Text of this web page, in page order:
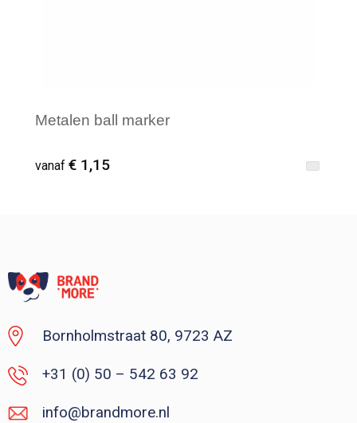
Metalen ball marker
vanaf € 1,15
Bornholmstraat 80, 9723 AZ
+31 (0) 50 – 542 63 92
info@brandmore.nl